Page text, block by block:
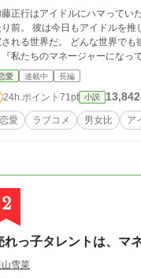
正行はアイドルにハマってい
彼は今日もアイドルを推している。 そんな彼の住んでいる世界は貞操が逆転している世界で
れる世界だ。 どんな世界でも彼は変わらず
愛 連載中 長編
24h.ポイント 71pt 小説 13,842
恋愛 ラブコメ 男女比 ア
2
れっ子タレントは、マ
雪菜